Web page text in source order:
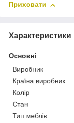
Приховати
Характеристики
Основні
Виробник
Країна виробник
Колір
Стан
Тип меблів